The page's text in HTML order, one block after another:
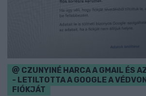
CZUNYINÉ HARCA A GMAIL ÉS
- LETILTOTTA A GOOGLE A
FIÓKJÁT